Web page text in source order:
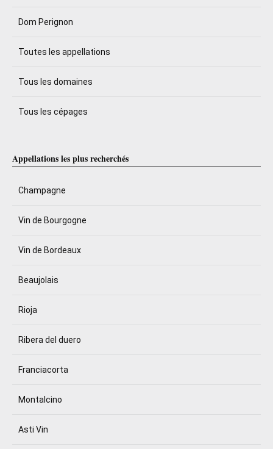
Dom Perignon
Toutes les appellations
Tous les domaines
Tous les cépages
Appellations les plus recherchés
Champagne
Vin de Bourgogne
Vin de Bordeaux
Beaujolais
Rioja
Ribera del duero
Franciacorta
Montalcino
Asti Vin